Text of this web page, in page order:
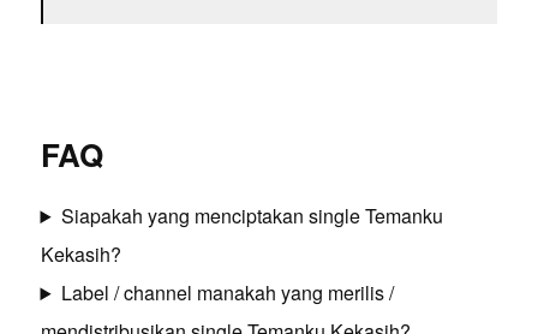
FAQ
Siapakah yang menciptakan single Temanku
Kekasih?
Label / channel manakah yang merilis /